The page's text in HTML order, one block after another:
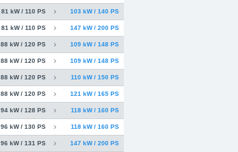
103 kW / 140 PS
81 kW / 110 PS
147 kW / 200 PS
81 kW / 110 PS
109 kW / 148 PS
88 kW / 120 PS
109 kW / 148 PS
88 kW / 120 PS
110 kW / 150 PS
88 kW / 120 PS
121 kW / 165 PS
88 kW / 120 PS
118 kW / 160 PS
94 kW / 128 PS
118 kW / 160 PS
96 kW / 130 PS
147 kW / 200 PS
96 kW / 131 PS